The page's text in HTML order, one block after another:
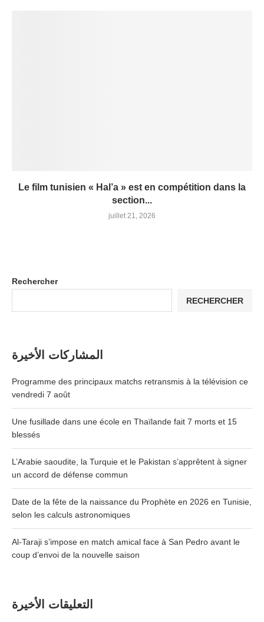
Le film tunisien « Hal’a » est en compétition dans la
section...
juillet 21, 2026
Rechercher
RECHERCHER
المشاركات الأخيرة
Programme des principaux matchs retransmis à la télévision ce
vendredi 7 août
Une fusillade dans une école en Thaïlande fait 7 morts et 15
blessés
L’Arabie saoudite, la Turquie et le Pakistan s’apprêtent à signer
un accord de défense commun
Date de la fête de la naissance du Prophète en 2026 en Tunisie,
selon les calculs astronomiques
Al-Taraji s’impose en match amical face à San Pedro avant le
coup d’envoi de la nouvelle saison
التعليقات الأخيرة